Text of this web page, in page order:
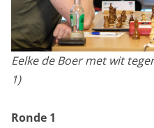
Eelke de Boer met wit
1)
Ronde 1